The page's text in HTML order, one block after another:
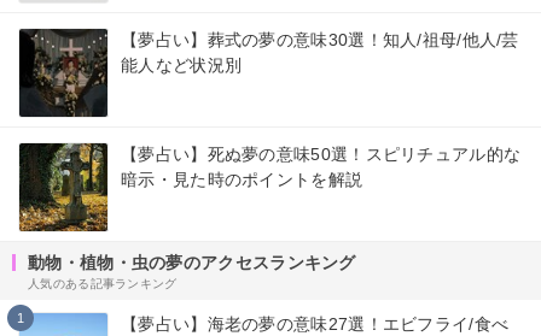
【夢占い】葬式の夢の意味30選！知人/祖母/他人/芸
能人など状況別
【夢占い】死ぬ夢の意味50選！スピリチュアル的な
暗示・見た時のポイントを解説
動物・植物・虫の夢のアクセスランキング
人気のある記事ランキング
1
【夢占い】海老の夢の意味27選！エビフライ/食べ